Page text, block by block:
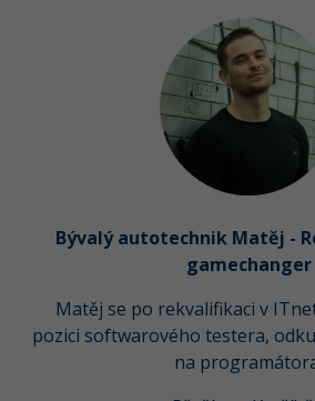
Bývalý autotechnik Matěj -
gamechanger
Matěj se po rekvalifikaci v
pozici softwarového testera,
na